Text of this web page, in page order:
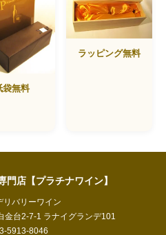
袋無料
ラッピング無料
門店【プラチナワイン】
リバリーワイン
金台2-7-1 ラナイグランデ101
5913-8046